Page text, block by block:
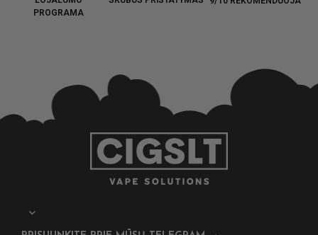
PROGRAMA